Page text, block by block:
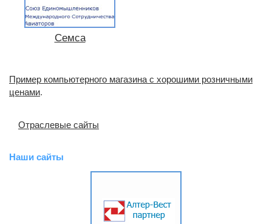
Семса
Пример компьютерного магазина с хорошими розничными
ценами.
Отраслевые сайты
Наши сайты